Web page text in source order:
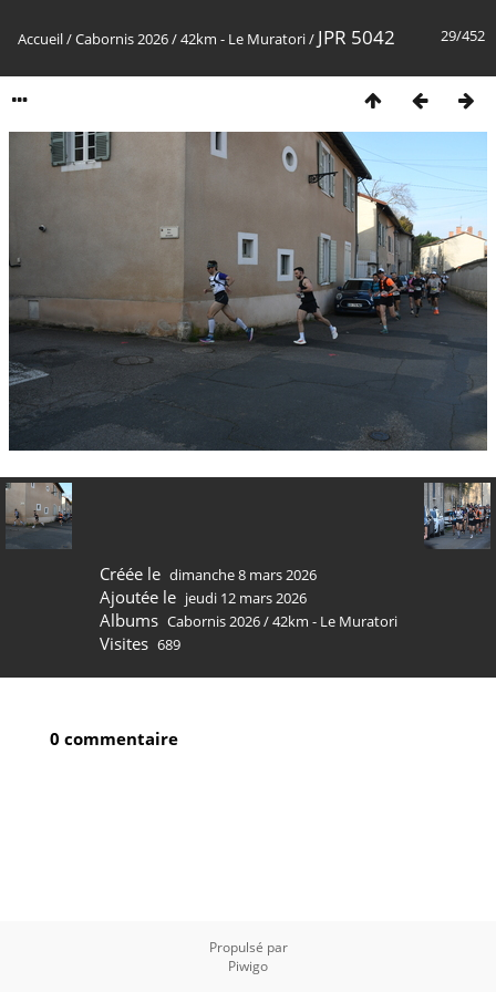
29/452
Accueil/Cabornis 2026/42km - Le Muratori/ JPR 5042
Créée le dimanche 8 mars 2026
Ajoutée le jeudi 12 mars 2026
Albums Cabornis 2026/42km - Le Muratori
Visites 689
0 commentaire
Propulsé par
Piwigo